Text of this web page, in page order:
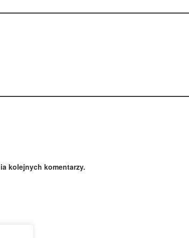
kolejnych komentarzy.